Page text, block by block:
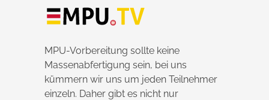
MPU-Vorbereitung sollte keine
Massenabfertigung sein, bei uns
kümmern wir uns um jeden Teilnehmer
einzeln. Daher gibt es nicht nur